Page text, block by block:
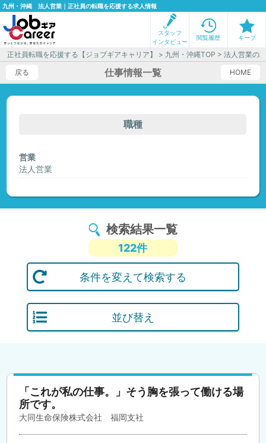
九州・沖縄 法人営業｜正社員の転職を応援する求人情報
スタッフ
インタビュー
閲覧履歴 キープ
正社員転職を応援する【ジョブギアキャリア】 > 九州・沖縄TOP > 法人営業の
戻る
HOME
仕事情報一覧
職種
営業
法人営業
検索結果一覧
122件
条件を変えて検索する
並び替え
「これが私の仕事。」そう胸を張って働ける場
所です。
大同生命保険株式会社 福岡支社